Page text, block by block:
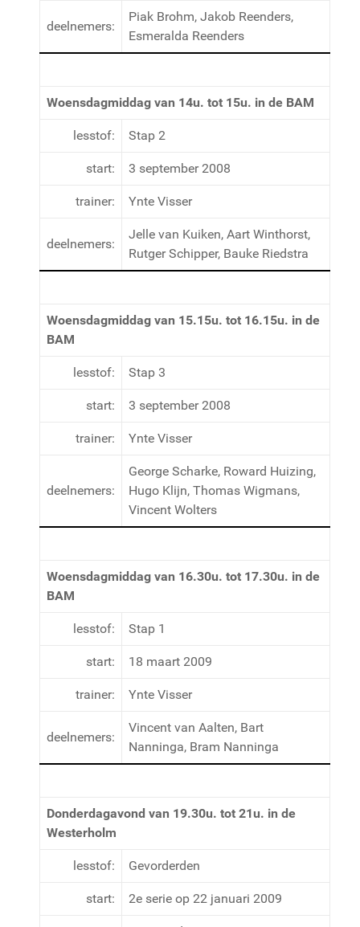
deelnemers:
Piak Brohm, Jakob Reenders,
Esmeralda Reenders
Woensdagmiddag van 14u. tot 15u. in de BAM
lesstof: Stap 2
start: 3 september 2008
trainer: Ynte Visser
deelnemers:
Jelle van Kuiken, Aart Winthorst,
Rutger Schipper, Bauke Riedstra
Woensdagmiddag van 15.15u. tot 16.15u. in de
BAM
lesstof: Stap 3
start: 3 september 2008
trainer: Ynte Visser
deelnemers:
George Scharke, Roward Huizing,
Hugo Klijn, Thomas Wigmans,
Vincent Wolters
Woensdagmiddag van 16.30u. tot 17.30u. in de
BAM
lesstof: Stap 1
start: 18 maart 2009
trainer: Ynte Visser
deelnemers:
Vincent van Aalten, Bart
Nanninga, Bram Nanninga
Donderdagavond van 19.30u. tot 21u. in de
Westerholm
lesstof: Gevorderden
start: 2e serie op 22 januari 2009